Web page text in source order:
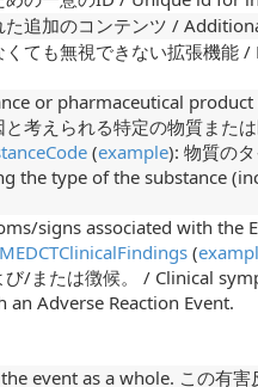
た追加のコンテンツ /
くても無視できない拡張機
or pharmaceutical
考えられる特定の物質また
(example): 物質の
the type of the substance
signs associated with the
(
び/または徴候。 / Clinical
an Adverse Reaction Event.
event as a whole. この有害